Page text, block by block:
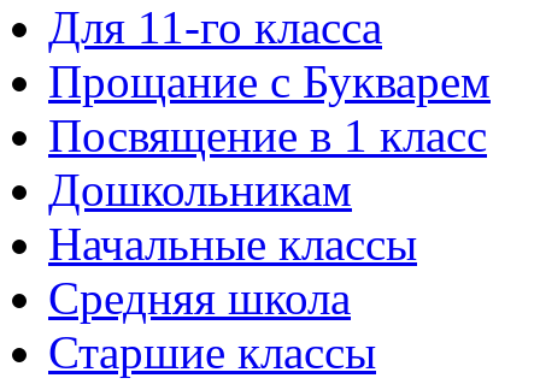
Для 11-го класса
Прощание с Букварем
Посвящение в 1 класс
Дошкольникам
Начальные классы
Средняя школа
Старшие классы